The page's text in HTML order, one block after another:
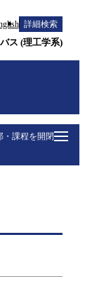
詳細検索
ス (理工学系)
・課程を開閉